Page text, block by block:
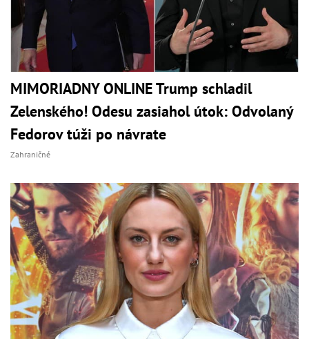
MIMORIADNY ONLINE Trump schladil
Zelenského! Odesu zasiahol útok: Odvolaný
Fedorov túži po návrate
Zahraničné